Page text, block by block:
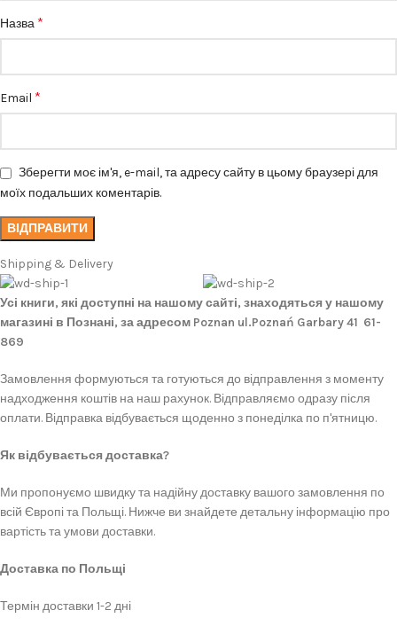
Назва *
Email *
Зберегти моє ім'я, e-mail, та адресу сайту в цьому браузері для
моїх подальших коментарів.
Shipping & Delivery
Усі книги, які доступні на нашому сайті, знаходяться у нашому
магазині в Познані, за адресом Poznan ul.Poznań Garbary 41 61-
869
Замовлення формуються та готуються до відправлення з моменту
надходження коштів на наш рахунок. Відправляємо одразу після
оплати. Відправка відбувається щоденно з понеділка по п'ятницю.
Як відбувається доставка?
Ми пропонуємо швидку та надійну доставку вашого замовлення по
всій Європі та Польщі. Нижче ви знайдете детальну інформацію про
вартість та умови доставки.
Доставка по Польщі
Термін доставки 1-2 дні